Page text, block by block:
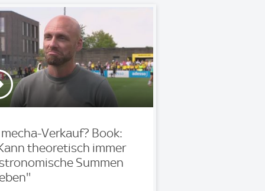
Verkauf? Book:
theoretisch immer
Summen